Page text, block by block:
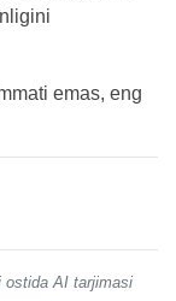
emas, eng
ostida AI tarjimasi